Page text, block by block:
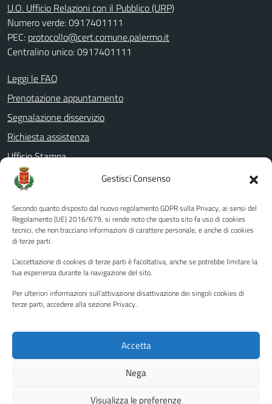
Gestisci Consenso
Secondo quanto disposto dal nuovo regolamento GDPR sulla Privacy, ai sensi del
Regolamento (UE) 2016/679, si rende noto che questo sito fa uso di cookies
tecnici, che non tracciano informazioni di carattere personale, e anche di cookies
di terze parti.
L'accettazione di cookies di terze parti è facoltativa, anche se potrebbe limitare la
tua esperienza durante la navigazione del sito.
Per ulteriori informazioni sull'attivazione disattivazione dei singoli cookies di
terze parti, accedere alla sezione Privacy.
Accetta
Nega
Visualizza le preferenze
U.O. Ufficio Relazioni con il Pubblico (URP)
Numero verde: 0917401111
PEC: protocollo@cert.comune.palermo.it
Centralino unico: 0917401111
Leggi le FAQ
Prenotazione appuntamento
Segnalazione disservizio
Richiesta assistenza
Ufficio Stampa
Amministrazione Trasparente
Albo pretorio
Informativa privacy
Note legali
Piano di miglioramento del sito
Instagram